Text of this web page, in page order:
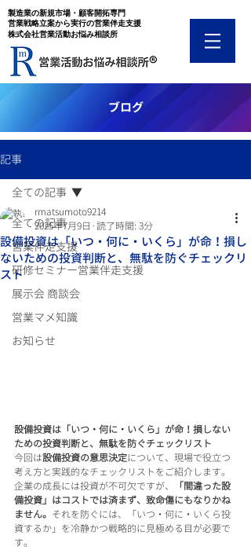
​製造業の新規市場・顧客開拓専門
​営業戦略立案から実行の営業伴走支援
​株式会社営業活動お悩み相談所
​ブログ
記事
全ての記事
営業伴走支援
研修セミナー営業伴走支援
展示会 商談会
営業マメ知識
お知らせ
全ての記事
設備投資は「いつ・何に・いくら」が命！損し
ないための投資判断と、無駄を防ぐチェックリ
スト
rmatsumoto9214
2025年7月9日 読了時間: 3分
設備投資は「いつ・何に・いくら」が命！損しない
ための投資判断と、無駄を防ぐチェックリスト
今回は設備投資の意思決定について、現場で役立つ
考え方と実践的なチェックリストをご紹介します。
企業の成長には投資が不可欠ですが、
「間違った設
備投資」はコストでは済まず、致命傷にもなりかね
ません。 それを防ぐには、「いつ・何に・いくら投
資するか」を冷静かつ戦略的に見極める目が必要で
す。